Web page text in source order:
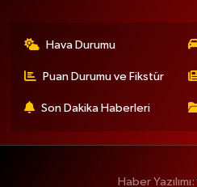
Hava Durumu
Puan Durumu ve Fikstür
Son Dakika Haberleri
Haber Yazılımı: